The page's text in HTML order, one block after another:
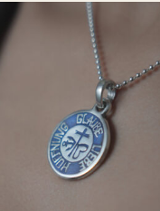
Wir